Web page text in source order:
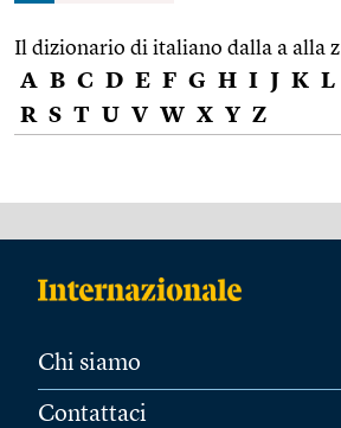
Il dizionario di italiano dalla a alla z
A B C D E F G H I J K L
R S T U V W X Y Z
Chi siamo
Contattaci